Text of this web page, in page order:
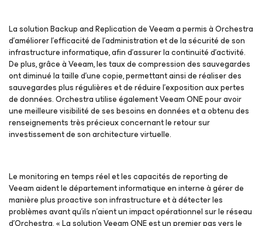
La solution Backup and Replication de Veeam a permis à Orchestra
d’améliorer l’efficacité de l’administration et de la sécurité de son
infrastructure informatique, afin d’assurer la continuité d’activité.
De plus, grâce à Veeam, les taux de compression des sauvegardes
ont diminué la taille d'une copie, permettant ainsi de réaliser des
sauvegardes plus régulières et de réduire l’exposition aux pertes
de données. Orchestra utilise également Veeam ONE pour avoir
une meilleure visibilité de ses besoins en données et a obtenu des
renseignements très précieux concernant le retour sur
investissement de son architecture virtuelle.
Le monitoring en temps réel et les capacités de reporting de
Veeam aident le département informatique en interne à gérer de
manière plus proactive son infrastructure et à détecter les
problèmes avant qu’ils n’aient un impact opérationnel sur le réseau